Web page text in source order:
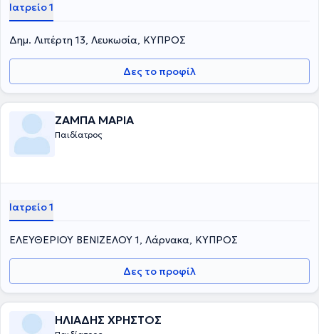
Ιατρείο 1
Δημ. Λιπέρτη 13, Λευκωσία, ΚΥΠΡΟΣ
Δες το προφίλ
ΖΑΜΠΑ ΜΑΡΙΑ
Παιδίατρος
Ιατρείο 1
ΕΛΕΥΘΕΡΙΟΥ ΒΕΝΙΖΕΛΟΥ 1, Λάρνακα, ΚΥΠΡΟΣ
Δες το προφίλ
ΗΛΙΑΔΗΣ ΧΡΗΣΤΟΣ